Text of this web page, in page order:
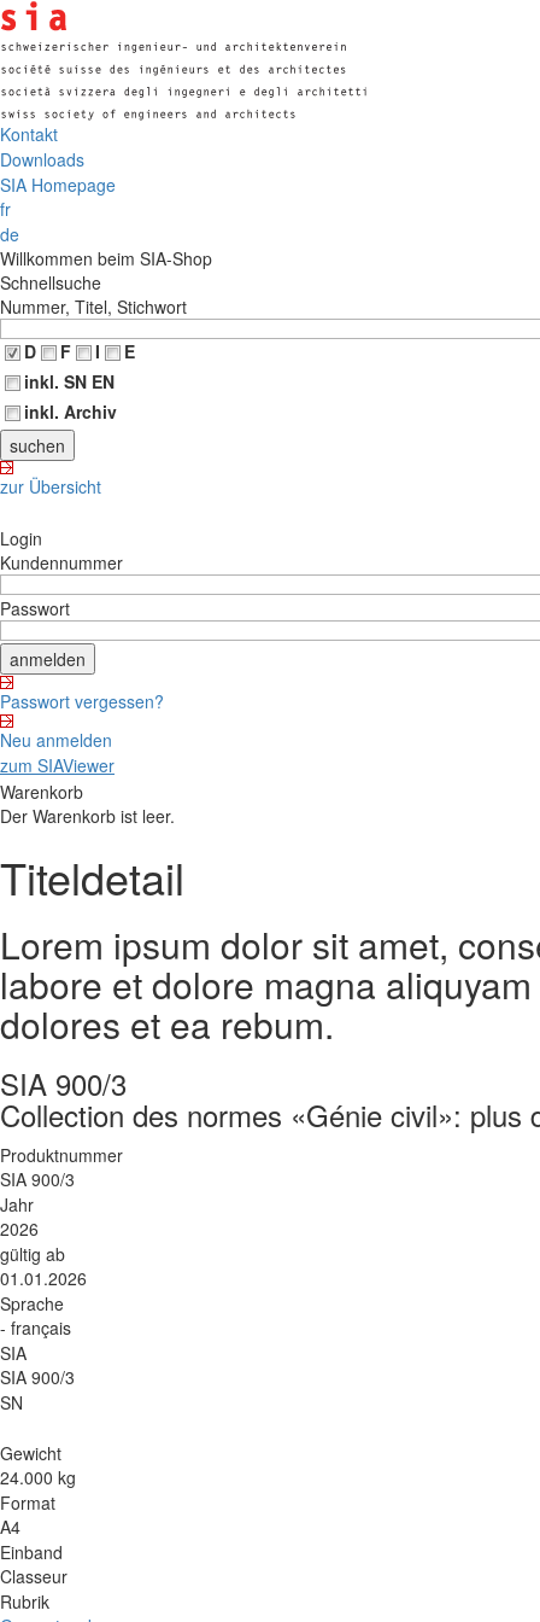
Kontakt
Downloads
SIA Homepage
fr
de
Willkommen beim SIA-Shop
Schnellsuche
Nummer, Titel, Stichwort
D
F I
E
inkl. SN EN
inkl. Archiv
zur Übersicht
Login
Kundennummer
Passwort
Passwort vergessen?
Neu anmelden
zum SIAViewer
Warenkorb
Der Warenkorb ist leer.
Titeldetail
Lorem ipsum dolor sit amet,
labore et dolore magna
dolores et ea rebum.
SIA 900/3
Collection des normes «Génie civil»:
Produktnummer
SIA 900/3
Jahr
2026
gültig ab
01.01.2026
Sprache
- français
SIA
SIA 900/3
SN
Gewicht
24.000 kg
Format
A4
Einband
Classeur
Rubrik